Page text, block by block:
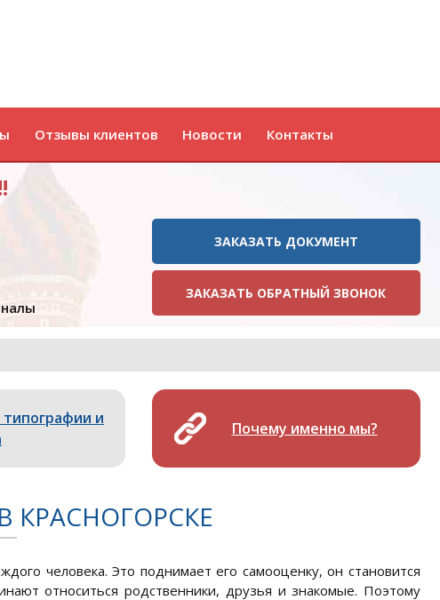
Отзывы клиентов Новости Контакты
ЗАКАЗАТЬ ДОКУМЕНТ
ЗАКАЗАТЬ ОБРАТНЫЙ ЗВОНОК
и
Почему именно мы?
КРАСНОГОРСКЕ
человека. Это поднимает его самооценку, он становится
относиться родственники, друзья и знакомые. Поэтому